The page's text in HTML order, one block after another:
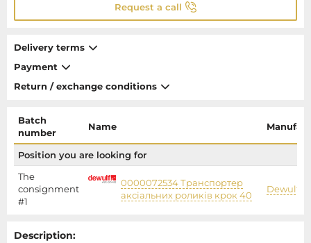
Request a call
Delivery terms
Payment
Return / exchange conditions
Batch
number
Name
Position you are looking for
The
consignment
#1
0000072534 Транспортер
аксіальних роликів крок 40
Dewulf
Description: